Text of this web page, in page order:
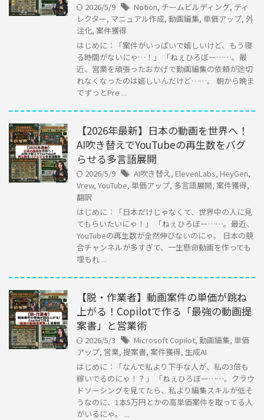
2026/5/9 Notion, チームビルディング, ディ
レクター, マニュアル作成, 動画編集, 単価アップ, 外
注化, 案件獲得
はじめに：「案件がいっぱいで嬉しいけど、もう寝
る時間がないにゃ…！」 「ねぇひろぼー……。最
近、営業を頑張ったおかげで動画編集の依頼が途切
れなくなったのは嬉しいんだけど……。 朝から晩ま
でずっとPre ...
【2026年最新】日本の動画を世界へ！
AI吹き替えでYouTubeの再生数をバグ
らせる多言語展開
2026/5/9 AI吹き替え, ElevenLabs, HeyGen,
Vrew, YouTube, 単価アップ, 多言語展開, 案件獲得,
翻訳
はじめに：「日本だけじゃなくて、世界中の人に見
てもらいたいにゃ！」 「ねぇひろぼー……。最近、
YouTubeの再生数が全然伸びないのにゃ。 日本の競
合チャンネルが多すぎて、一生懸命動画を作っても
埋もれ ...
【脱・作業者】動画案件の単価が跳ね
上がる！Copilotで作る「最強の動画提
案書」と営業術
2026/5/3 Microsoft Copilot, 動画編集, 単価
アップ, 営業, 提案書, 案件獲得, 生成AI
はじめに：「なんで私より下手な人が、私の3倍も
稼いでるのにゃ！？」 「ねぇひろぼー……。クラウ
ドソーシングを見てたら、私より編集スキルが低そ
うなのに、1本5万円とかの高単価案件を取ってる人
がいるにゃ。 ...